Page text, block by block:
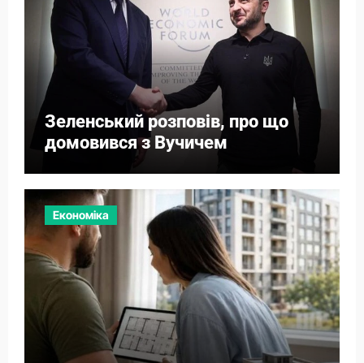
Зеленський розповів, про що
домовився з Вучичем
Економіка